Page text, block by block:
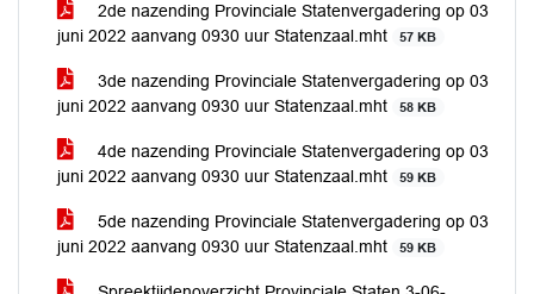
2de nazending Provinciale Statenvergadering op 03
juni 2022 aanvang 0930 uur Statenzaal.mht
57 KB
3de nazending Provinciale Statenvergadering op 03
juni 2022 aanvang 0930 uur Statenzaal.mht
58 KB
4de nazending Provinciale Statenvergadering op 03
juni 2022 aanvang 0930 uur Statenzaal.mht
59 KB
5de nazending Provinciale Statenvergadering op 03
juni 2022 aanvang 0930 uur Statenzaal.mht
59 KB